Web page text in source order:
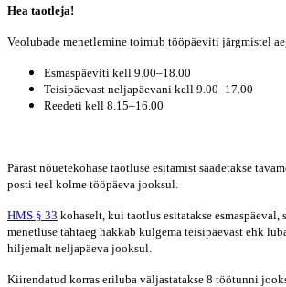
Hea taotleja!
Veolubade menetlemine toimub tööpäeviti järgmistel
Esmaspäeviti kell 9.00–18.00
Teisipäevast neljapäevani kell 9.00–17.00
Reedeti kell 8.15–16.00
Pärast nõuetekohase taotluse esitamist saadetakse
posti teel kolme tööpäeva jooksul.
HMS § 33 kohaselt, kui taotlus esitatakse
menetluse tähtaeg hakkab kulgema teisipäevast ehk
hiljemalt neljapäeva jooksul.
Kiirendatud korras eriluba väljastatakse 8 töötunni